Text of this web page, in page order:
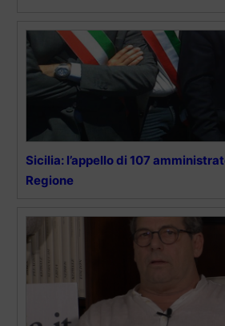
Sicilia: l’appello di 107
Regione